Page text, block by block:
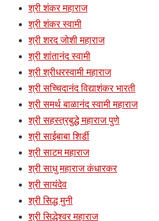
श्री शंकर महाराज
श्री शंकर स्वामी
श्री शरद जोशी महाराज
श्री शांतानंद स्वामी
श्री श्रीधरस्वामी महाराज
श्री सच्चिदानंद विद्याशंकर भारती
श्री समर्थ बाळानंद स्वामी महाराज
श्री सहस्त्रबुद्धे महाराज पुणे
श्री साईबाबा शिर्डी
श्री साटम महाराज
श्री साधु महाराज कंधारकर
श्री सायंदेव
श्री सिद्ध मुनी
श्री सिद्धेश्वर महाराज